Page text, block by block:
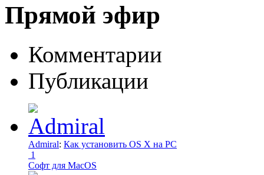
Прямой эфир
Комментарии
Публикации
Admiral: Как установить OS X на PC
1
Софт для MacOS